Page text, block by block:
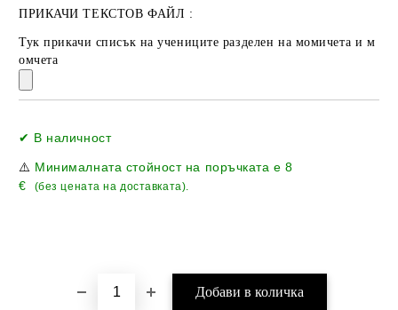
ПРИКАЧИ ТЕКСТОВ ФАЙЛ :
Тук прикачи списък на учениците разделен на момичета и м
омчета
✔ В наличност
⚠️ Минималната стойност на поръчката е8
€
(без цената на доставката).